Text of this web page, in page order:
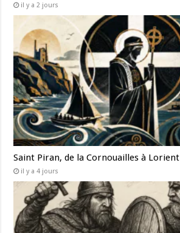
il y a 2 jours
Saint Piran, de la Cornouailles à Lorient
il y a 4 jours